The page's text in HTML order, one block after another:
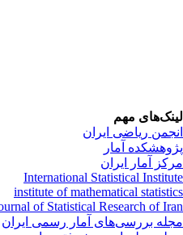
مهم
ریاضی ایران
آمار
آمار ایران
International Statistical
institute of mathematical
Journal of Statistical Research of
بررسی‌های آمار رسمی ایران